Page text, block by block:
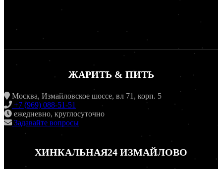
ЖАРИТЬ & ПИТЬ
Москва, Измайловское шоссе, вл 71, корп. 5
+7 (969) 088-51-51
ежедневно, круглосуточно
Задавайте вопросы
ХИНКАЛЬНАЯ24 ИЗМАЙЛОВО